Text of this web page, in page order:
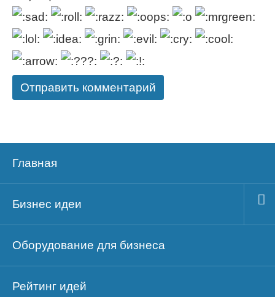
Главная
Бизнес идеи
Оборудование для бизнеса
Рейтинг идей